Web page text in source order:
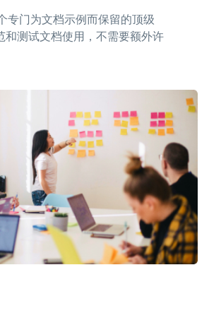
专门为文档示例而保留的顶级
和测试文档使用，不需要额外许